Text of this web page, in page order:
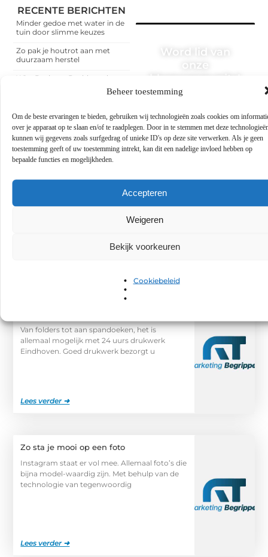
Beheer toestemming
Om de beste ervaringen te bieden, gebruiken wij technologieën zoals cookies om
over je apparaat op te slaan en/of te raadplegen. Door in te stemmen met deze
kunnen wij gegevens zoals surfgedrag of unieke ID's op deze site verwerken. Als je geen
toestemming geeft of uw toestemming intrekt, kan dit een nadelige invloed hebben op
bepaalde functies en mogelijkheden.
Accepteren
Weigeren
Bekijk voorkeuren
Cookiebeleid
RECENTE BERICHTEN
Minder gedoe met water in de
tuin door slimme keuzes
Zo pak je houtrot aan met
duurzaam herstel
Why Business Dashboards
Increasingly Rely on Teechart
Een slotenmaker in Rosmalen
voor uw praktijkruimte aan
huis
Uw kat winterklaar maken
met hulp van de dierenarts in
dienstverleners
Word lid van
onze
blogcommunity!
Heb je een verhaal te
kennis en ervaringen met
een breed publiek op ons
blogplatform. Word lid en
begin meteen.
MELD JE NU AAN
Gerelateerde berichten die u mogelijk
interesseren.
Van folders tot aan spandoeken, het is
allemaal mogelijk met 24 uurs drukwerk
Eindhoven. Goed drukwerk bezorgt u
Lees verder ➜
Zo sta je mooi op een foto
Instagram staat er vol mee. Allemaal foto’s die
bijna model-waardig zijn. Met behulp van de
technologie van tegenwoordig
Lees verder ➜